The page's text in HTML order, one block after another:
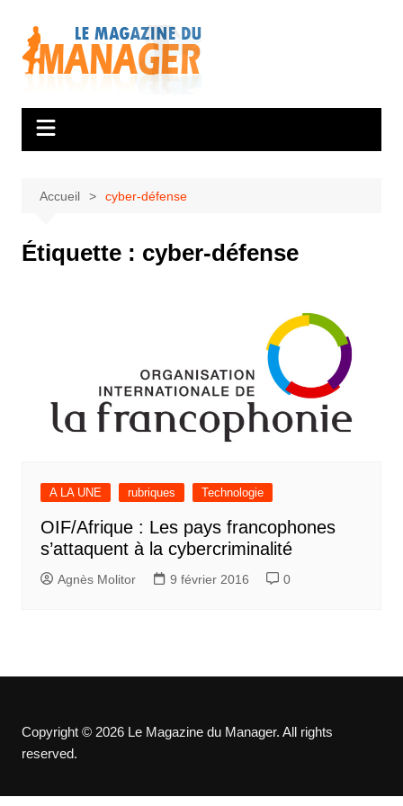
contenu
Accueil cyber-défense
Étiquette : cyber-défense
A LA UNE rubriques Technologie
OIF/Afrique : Les pays francophones
s’attaquent à la cybercriminalité
Agnès Molitor 9 février 2016 0
Copyright © 2026 Le Magazine du Manager. All rights
reserved.